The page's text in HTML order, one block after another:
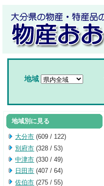
地域
地域別に見る
大分市 (609 / 122)
別府市 (328 / 53)
中津市 (330 / 49)
日田市 (407 / 64)
佐伯市 (275 / 55)